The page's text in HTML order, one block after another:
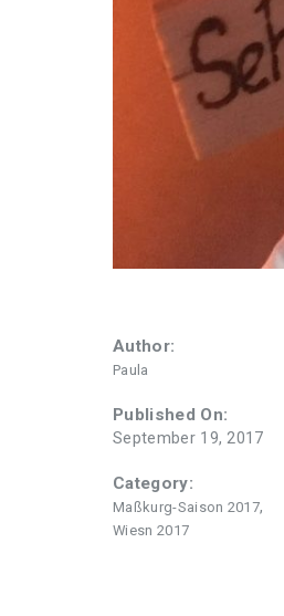
Author:
Paula
Published On:
September 19, 2017
Category:
Maßkurg-Saison 2017,
Wiesn 2017